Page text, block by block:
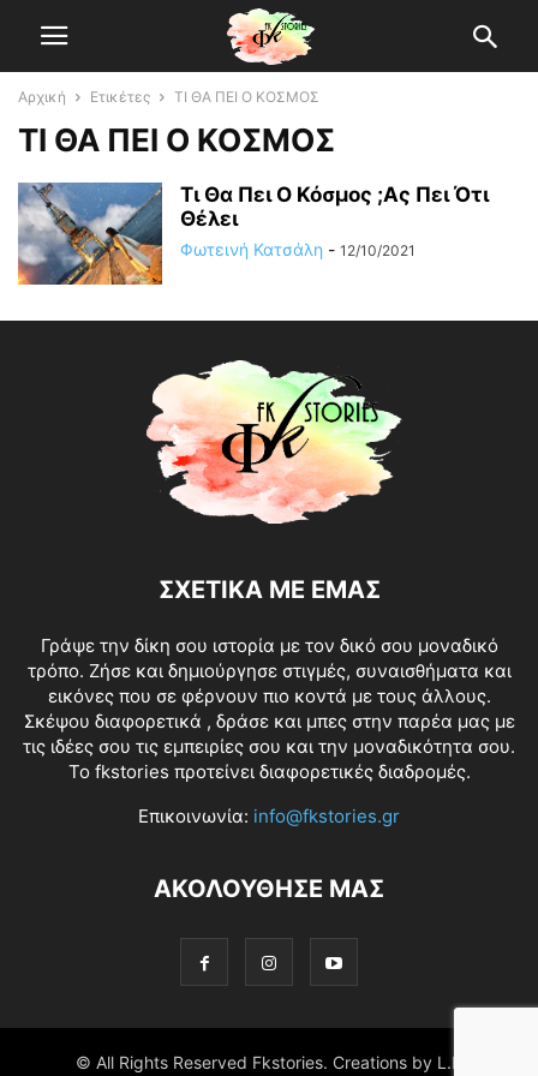
Αρχική Ετικέτες ΤΙ ΘΑ ΠΕΙ Ο ΚΟΣΜΟΣ
ΤΙ ΘΑ ΠΕΙ Ο ΚΟΣΜΟΣ
Τι Θα Πει Ο Κόσμος ;Ας Πει Ότι
Θέλει
Φωτεινή Κατσάλη - 12/10/2021
ΣΧΕΤΙΚΑ ΜΕ ΕΜΑΣ
Γράψε την δίκη σου ιστορία με τον δικό σου μοναδικό
τρόπο. Ζήσε και δημιούργησε στιγμές, συναισθήματα και
εικόνες που σε φέρνουν πιο κοντά με τους άλλους.
Σκέψου διαφορετικά , δράσε και μπες στην παρέα μας με
τις ιδέες σου τις εμπειρίες σου και την μοναδικότητα σου.
Το fkstories προτείνει διαφορετικές διαδρομές.
Επικοινωνία: info@fkstories.gr
ΑΚΟΛΟΥΘΗΣΕ ΜΑΣ
© All Rights Reserved Fkstories. Creations by L.K